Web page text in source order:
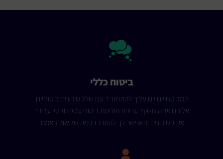
ביטוח כללי
כמבוטח יום יום עליך להתמודד עם שלל סיכונים ביטוחיים
אליהם אתה חשוף. עריכת פוליסת ביטוח עסק תקטין עבורך
את הסיכונים ותאפשר לך להתרכז במה שחשוב באמת.